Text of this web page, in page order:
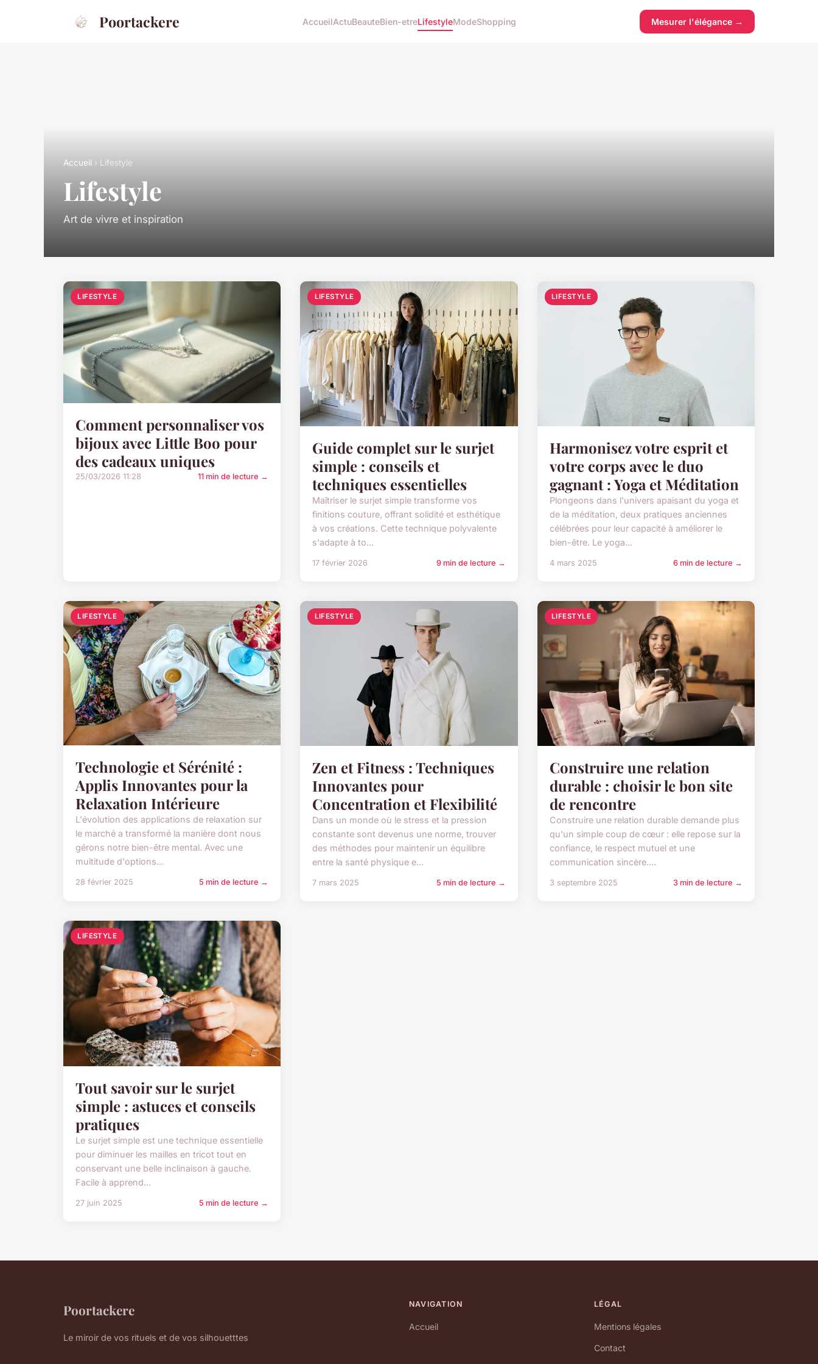
Poortackere AccueilActuBeauteBien-etreLifestyleModeShopping Mesurer l'élégance →
Accueil › Lifestyle
Lifestyle
Art de vivre et inspiration
LIFESTYLE
Comment personnaliser vos
bijoux avec Little Boo pour
des cadeaux uniques
25/03/2026 11:28 11 min de lecture →
LIFESTYLE
Guide complet sur le surjet
simple : conseils et
techniques essentielles
Maîtriser le surjet simple transforme vos
finitions couture, offrant solidité et esthétique
à vos créations. Cette technique polyvalente
s'adapte à to...
17 février 2026 9 min de lecture →
LIFESTYLE
Harmonisez votre esprit et
votre corps avec le duo
gagnant : Yoga et Méditation
Plongeons dans l'univers apaisant du yoga et
de la méditation, deux pratiques anciennes
célébrées pour leur capacité à améliorer le
bien-être. Le yoga...
4 mars 2025 6 min de lecture →
LIFESTYLE
Technologie et Sérénité :
Applis Innovantes pour la
Relaxation Intérieure
L'évolution des applications de relaxation sur
le marché a transformé la manière dont nous
gérons notre bien-être mental. Avec une
multitude d'options...
28 février 2025 5 min de lecture →
LIFESTYLE
Zen et Fitness : Techniques
Innovantes pour
Concentration et Flexibilité
Dans un monde où le stress et la pression
constante sont devenus une norme, trouver
des méthodes pour maintenir un équilibre
entre la santé physique e...
7 mars 2025 5 min de lecture →
LIFESTYLE
Construire une relation
durable : choisir le bon site
de rencontre
Construire une relation durable demande plus
qu'un simple coup de cœur : elle repose sur la
confiance, le respect mutuel et une
communication sincère....
3 septembre 2025 3 min de lecture →
LIFESTYLE
Tout savoir sur le surjet
simple : astuces et conseils
pratiques
Le surjet simple est une technique essentielle
pour diminuer les mailles en tricot tout en
conservant une belle inclinaison à gauche.
Facile à apprend...
27 juin 2025 5 min de lecture →
Poortackere
Le miroir de vos rituels et de vos silhouetttes
NAVIGATION
Accueil
LÉGAL
Mentions légales
Contact